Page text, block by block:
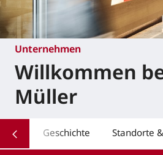
Unternehmen
Willkommen
Müller
Geschichte Standorte